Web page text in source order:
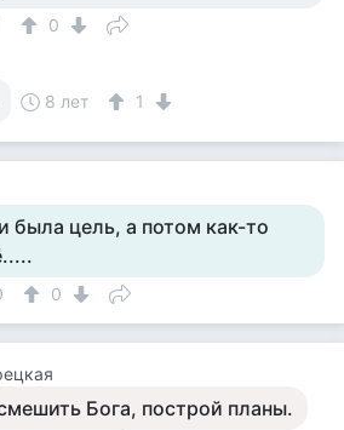
0
8 лет 1
была цель, а потом как-то
0
Бога, построй планы.